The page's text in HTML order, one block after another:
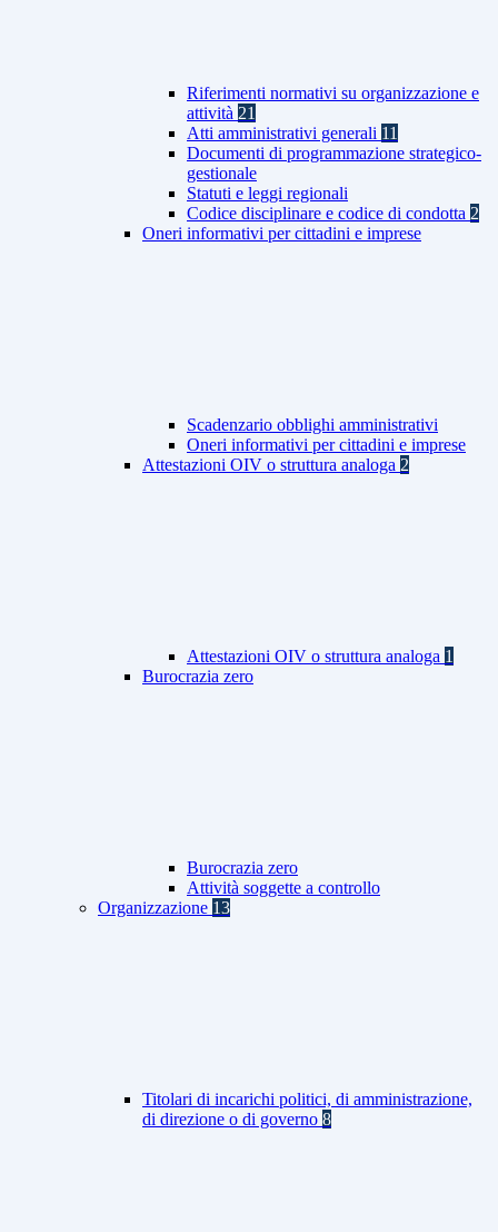
Riferimenti normativi su organizzazione e
attività 21
Atti amministrativi generali 11
Documenti di programmazione strategico-
gestionale
Statuti e leggi regionali
Codice disciplinare e codice di condotta 2
Oneri informativi per cittadini e imprese
Scadenzario obblighi amministrativi
Oneri informativi per cittadini e imprese
Attestazioni OIV o struttura analoga 2
Attestazioni OIV o struttura analoga 1
Burocrazia zero
Burocrazia zero
Attività soggette a controllo
Organizzazione 13
Titolari di incarichi politici, di amministrazione,
di direzione o di governo 8